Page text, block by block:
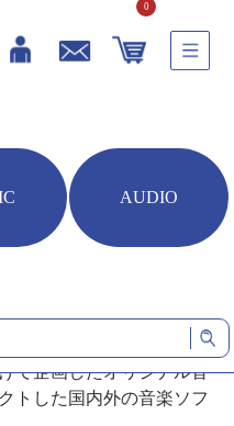
0
AUDIO
オサウンド」を刊行する
て企画したオリジナル音
トした国内外の音楽ソフ